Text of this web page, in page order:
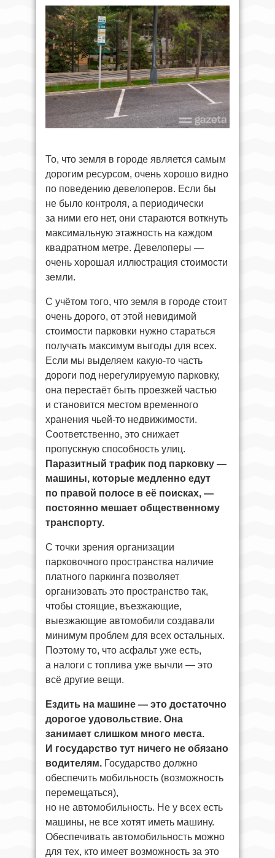
То, что земля в городе является самым
дорогим ресурсом, очень хорошо видно
по поведению девелоперов. Если бы
не было контроля, а периодически
за ними его нет, они стараются воткнуть
максимальную этажность на каждом
квадратном метре. Девелоперы —
очень хорошая иллюстрация стоимости
земли.
С учётом того, что земля в городе стоит
очень дорого, от этой невидимой
стоимости парковки нужно стараться
получать максимум выгоды для всех.
Если мы выделяем какую-то часть
дороги под нерегулируемую парковку,
она перестаёт быть проезжей частью
и становится местом временного
хранения чьей-то недвижимости.
Соответственно, это снижает
пропускную способность улиц.
Паразитный трафик под парковку —
машины, которые медленно едут
по правой полосе в её поисках, —
постоянно мешает общественному
транспорту.
С точки зрения организации
парковочного пространства наличие
платного паркинга позволяет
организовать это пространство так,
чтобы стоящие, въезжающие,
выезжающие автомобили создавали
минимум проблем для всех остальных.
Поэтому то, что асфальт уже есть,
а налоги с топлива уже вычли — это
всё другие вещи.
Ездить на машине — это достаточно
дорогое удовольствие. Она
занимает слишком много места.
И государство тут ничего не обязано
водителям. Государство должно
обеспечить мобильность (возможность
перемещаться),
но не автомобильность. Не у всех есть
машины, не все хотят иметь машину.
Обеспечивать автомобильность можно
для тех, кто имеет возможность за это